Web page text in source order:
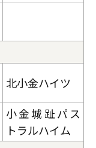
北小金ハイツ
小金城趾パス
トラルハイム